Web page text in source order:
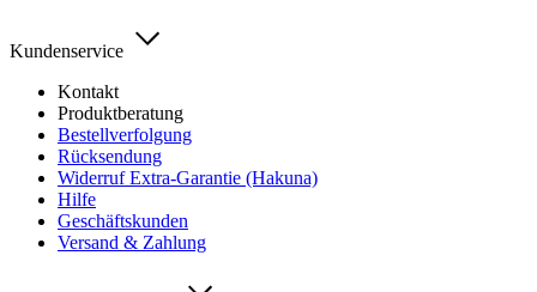
Kundenservice
Kontakt
Produktberatung
Bestellverfolgung
Rücksendung
Widerruf Extra-Garantie (Hakuna)
Hilfe
Geschäftskunden
Versand & Zahlung